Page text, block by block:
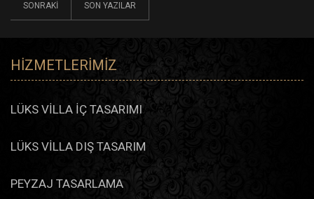
SONRAKI SON YAZILAR
HIZMETLERIMIZ
LÜKS VİLLA İÇ TASARIMI
LÜKS VİLLA DIŞ TASARIM
PEYZAJ TASARLAMA